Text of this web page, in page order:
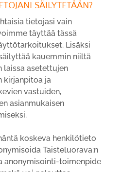
SÄILYTETÄÄN?
tietojasi vain
täyttää tässä
Lisäksi
kauemmin niiltä
laissa asetettujen
kirjanpitoa ja
vastuiden,
asianmukaisen
koskeva henkilötieto
Taisteluorava:n
anonymisointi-toimenpide